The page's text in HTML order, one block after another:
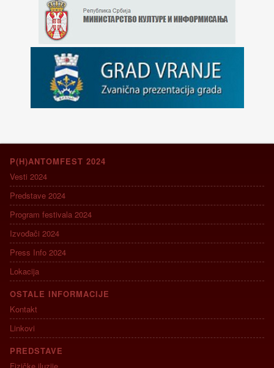
P(H)ANTOMFEST 2024
Vesti 2024
Predstave 2024
Program festivala 2024
Izvođači 2024
Press Info 2024
Lokacija
OSTALE INFORMACIJE
Kontakt
Linkovi
PREDSTAVE